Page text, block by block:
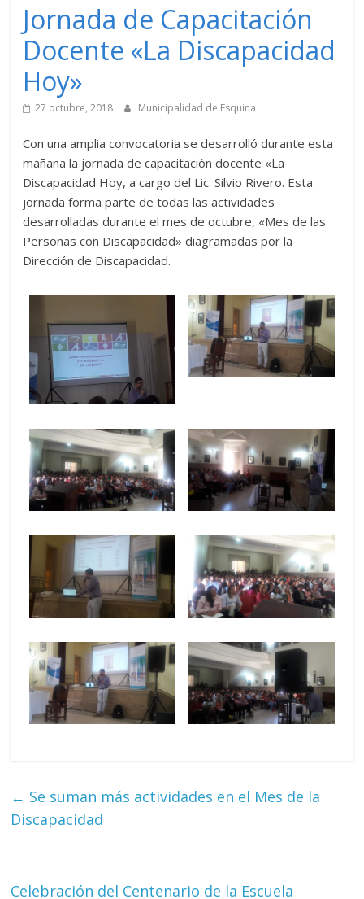
Jornada de Capacitación
Docente «La Discapacidad
Hoy»
27 octubre, 2018 Municipalidad de Esquina
Con una amplia convocatoria se desarrolló durante esta
mañana la jornada de capacitación docente «La
Discapacidad Hoy, a cargo del Lic. Silvio Rivero. Esta
jornada forma parte de todas las actividades
desarrolladas durante el mes de octubre, «Mes de las
Personas con Discapacidad» diagramadas por la
Dirección de Discapacidad.
← Se suman más actividades en el Mes de la
Discapacidad
Celebración del Centenario de la Escuela